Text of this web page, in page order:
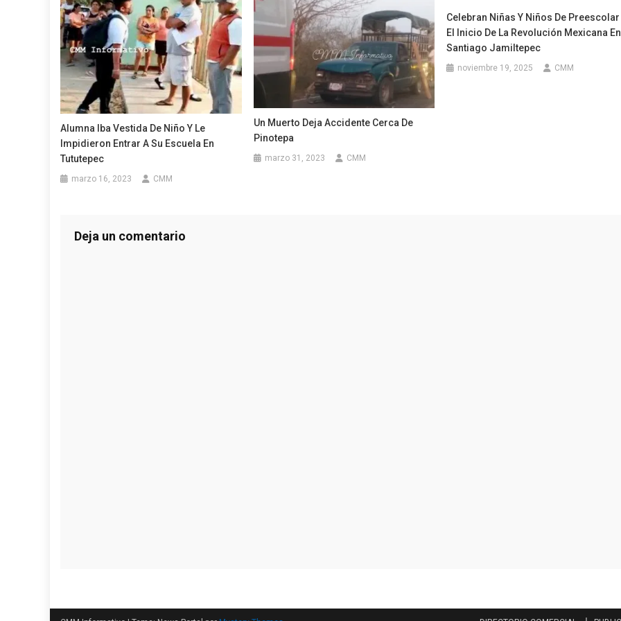
Alumna Iba Vestida De Niño Y Le
Impidieron Entrar A Su Escuela En
Tututepec
marzo 16, 2023 CMM
Un Muerto Deja Accidente Cerca De
Pinotepa
marzo 31, 2023 CMM
Celebran Niñas Y Niños De Preescolar
El Inicio De La Revolución Mexicana En
Santiago Jamiltepec
noviembre 19, 2025 CMM
Deja un comentario